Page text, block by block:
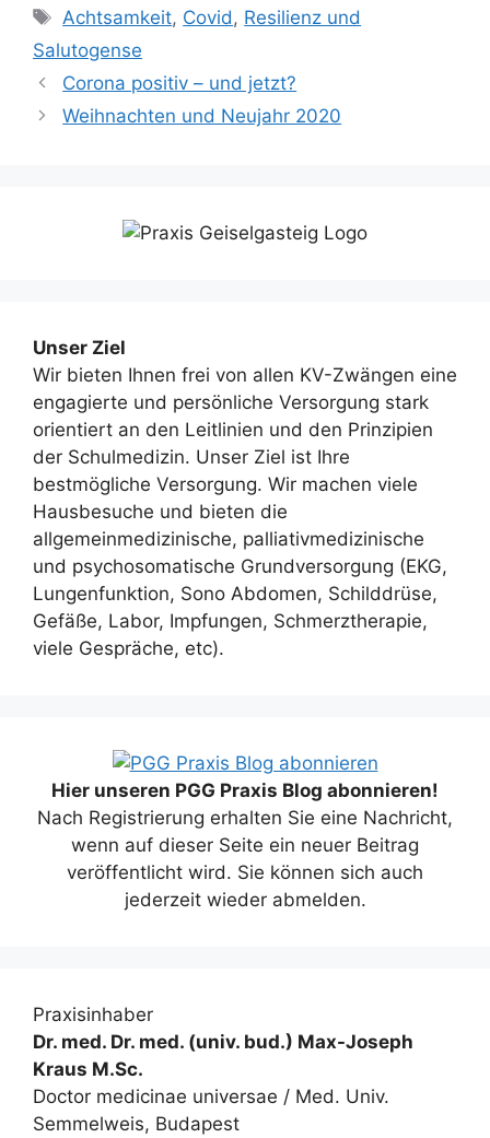
Schlagwörter
Achtsamkeit, Covid , Resilienz und
Salutogense
Corona positiv – und jetzt?
Weihnachten und Neujahr 2020
Unser Ziel
Wir bieten Ihnen frei von allen KV-Zwängen eine
engagierte und persönliche Versorgung stark
orientiert an den Leitlinien und den Prinzipien
der Schulmedizin. Unser Ziel ist Ihre
bestmögliche Versorgung. Wir machen viele
Hausbesuche und bieten die
allgemeinmedizinische, palliativmedizinische
und psychosomatische Grundversorgung (EKG,
Lungenfunktion, Sono Abdomen, Schilddrüse,
Gefäße, Labor, Impfungen, Schmerztherapie,
viele Gespräche, etc).
Hier unseren PGG Praxis Blog abonnieren!
Nach Registrierung erhalten Sie eine Nachricht,
wenn auf dieser Seite ein neuer Beitrag
veröffentlicht wird. Sie können sich auch
jederzeit wieder abmelden.
Praxisinhaber
Dr. med. Dr. med. (univ. bud.) Max-Joseph
Kraus M.Sc.
Doctor medicinae universae / Med. Univ.
Semmelweis, Budapest